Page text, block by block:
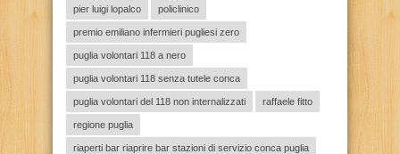
pier luigi lopalco policlinico
premio emiliano infermieri pugliesi zero
puglia volontari 118 a nero
puglia volontari 118 senza tutele conca
puglia volontari del 118 non internalizzati raffaele fitto
regione puglia
riaperti bar riaprire bar stazioni di servizio conca puglia